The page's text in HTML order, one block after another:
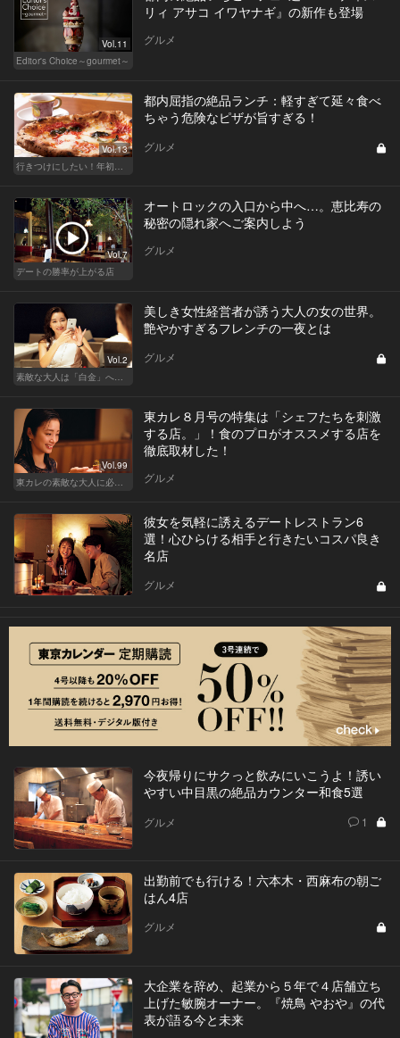
Vol.11
Editor's Choice～gourmet～
リィ アサコ イワヤナギ』の新作も登場
グルメ
Vol.13
行きつけにしたい！年初めのご褒美ランチ
都内屈指の絶品ランチ：軽すぎて延々食べ
ちゃう危険なピザが旨すぎる！
グルメ
Vol.7
デートの勝率が上がる店
オートロックの入口から中へ…。恵比寿の
秘密の隠れ家へご案内しよう
グルメ
Vol.2
素敵な大人は「白金」へ後輩を誘う
美しき女性経営者が誘う大人の女の世界。
艶やかすぎるフレンチの一夜とは
グルメ
Vol.99
東カレの素敵な大人に必要なこと
東カレ８月号の特集は「シェフたちを刺激
する店。」！食のプロがオススメする店を
徹底取材した！
グルメ
彼女を気軽に誘えるデートレストラン6
選！心ひらける相手と行きたいコスパ良き
名店
グルメ
今夜帰りにサクっと飲みにいこうよ！誘い
やすい中目黒の絶品カウンター和食5選
グルメ 1
出勤前でも行ける！六本木・西麻布の朝ご
はん4店
グルメ
大企業を辞め、起業から５年で４店舗立ち
上げた敏腕オーナー。『焼鳥 やおや』の代
表が語る今と未来